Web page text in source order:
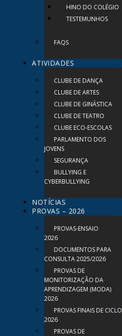
HINO DO COLÉGIO
TESTEMUNHOS
FAQS
ATIVIDADES
CLUBE DE DANÇA
CLUBE DE ARTES
CLUBE DE GINÁSTICA
CLUBE DE TEATRO
CLUBE ECO-ESCOLAS
PARLAMENTO DOS
JOVENS
SEGURANÇA
BULLYING E
CYBERBULLYING
NOTÍCIAS
PROVAS – 2026
PROVAS-ENSAIO
2026
DOCUMENTOS PARA
CONSULTA 2025/2026
PROVAS DE
MONITORIZAÇÃO DA
APRENDIZAGEM (MODA)
2026
PROVAS FINAIS DE CICLO
2026
PROVAS DE